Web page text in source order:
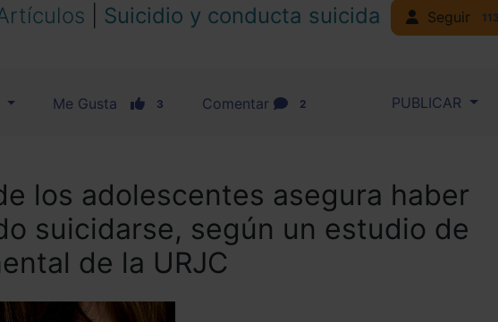
Suicidio y conducta suicida Seguir 113
Me Gusta 3 Comentar 2 PUBLICAR
los adolescentes asegura haber
suicidarse, según un estudio de
de la URJC